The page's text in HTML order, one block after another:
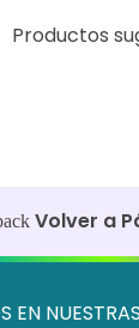
Productos
Volver a
EN